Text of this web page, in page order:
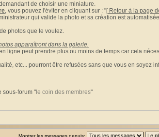
de choisir une miniature.
, vous pouvez l'éviter en cliquant sur : "[ Retour à la page
qui valide la photo et sa création est
photos que le voulez.
apparaîtront dans la galerie.
ligne peut prendre plus ou moins de temps car cela
etc... pourront être refusées sans que vous en soyez
sous-forum " le coin des membres"
Montrer les messages depuis: